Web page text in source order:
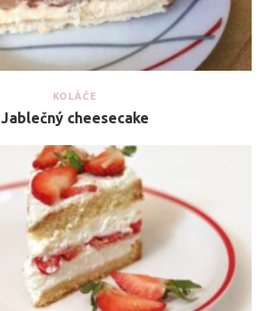
KOLÁČE
Jablečný cheesecake